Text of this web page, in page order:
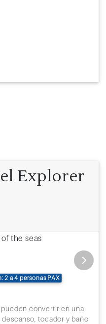
Explorer
2 a 4 personas PAX
pueden convertir en una
tocador y baño